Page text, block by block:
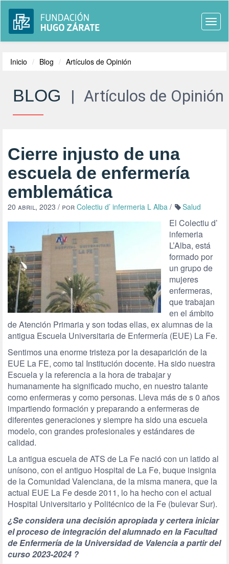
Inicio Blog Artículos de Opinión
BLOG | Artículos de Opinión
Cierre injusto de una
escuela de enfermería
emblemática
20 abril, 2023 / por Colectiu d’ infermeria L Alba / Salud
El Colectiu d’
infemeria
L’Alba, está
formado por
un grupo de
mujeres
enfermeras,
que trabajan
en el ámbito
de Atención Primaria y son todas ellas, ex alumnas de la
antigua Escuela Universitaria de Enfermería (EUE) La Fe.
Sentimos una enorme tristeza por la desaparición de la
EUE La FE, como tal Institución docente. Ha sido nuestra
Escuela y la referencia a la hora de trabajar y
humanamente ha significado mucho, en nuestro talante
como enfermeras y como personas. Lleva más de s 0 años
impartiendo formación y preparando a enfermeras de
diferentes generaciones y siempre ha sido una escuela
modelo, con grandes profesionales y estándares de
calidad.
La antigua escuela de ATS de La Fe nació con un latido al
unísono, con el antiguo Hospital de La Fe, buque insignia
de la Comunidad Valenciana, de la misma manera, que la
actual EUE La Fe desde 2011, lo ha hecho con el actual
Hospital Universitario y Politécnico de la Fe (bulevar Sur).
¿Se considera una decisión apropiada y certera iniciar
el proceso de integración del alumnado en la Facultad
de Enfermería de la Universidad de Valencia a partir del
curso 2023-2024 ?